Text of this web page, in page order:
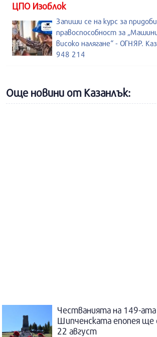
ЦПО Изоблок
Запиши се на курс за
правоспособност за
високо налягане“ - ОГНЯР.
948 214
Още новини от Казанлък:
Честванията на 149-
Шипченската епопея ще
22 август